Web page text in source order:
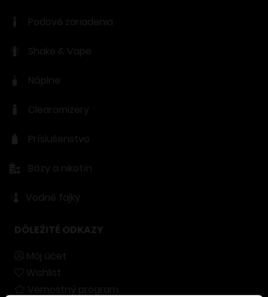
Podové zariadenia
Shake & Vape
Náplne
Clearomizery
Príslušenstvo
Bázy a nikotín
Vodné fajky
DÔLEŽITÉ ODKAZY
Môj účet
Wishlist
Vernostný program